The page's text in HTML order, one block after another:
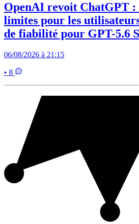
OpenAI revoit ChatGPT :
limites pour les
de fiabilité pour GPT-5.6
06/08/2026 à 21:15
• 8